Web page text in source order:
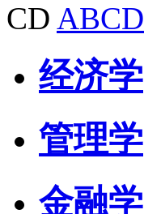
CD ABCD
经济学
管理学
金融学